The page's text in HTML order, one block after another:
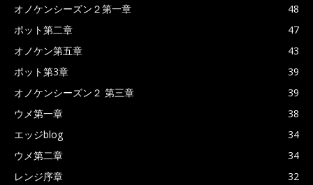
オノケンシーズン２第一章
48
ポット第二章
47
オノケン第五章
43
ポット第3章
39
オノケンシーズン２ 第三章
39
ウメ第一章
38
エッジblog
34
ウメ第二章
34
レンジ序章
32